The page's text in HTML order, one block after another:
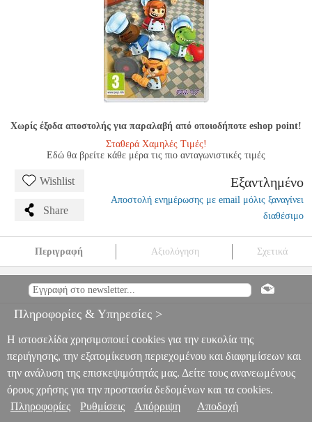
Χωρίς έξοδα αποστολής για παραλαβή από οποιοδήποτε eshop point!
Σταθερά Χαμηλές Τιμές!
Εδώ θα βρείτε κάθε μέρα τις πιο ανταγωνιστικές τιμές
Wishlist
Share
Εξαντλημένο
Αποστολή ενημέρωσης με email μόλις ξαναγίνει
διαθέσιμο
Περιγραφή Αξιολόγηση Σχετικά
NSW.00984 NSW.00984 - - GAMES
OVERCOOKED! SPECIAL
0
Πληροφορίες & Υπηρεσίες >
Η ιστοσελίδα χρησιμοποιεί cookies για την ευκολία της
περιήγησης, την εξατομίκευση περιεχομένου και διαφημίσεων και
την ανάλυση της επισκεψιμότητάς μας. Δείτε τους ανανεωμένους
όρους χρήσης για την προστασία δεδομένων και τα cookies.
Πληροφορίες
Ρυθμίσεις Απόρριψη Αποδοχή